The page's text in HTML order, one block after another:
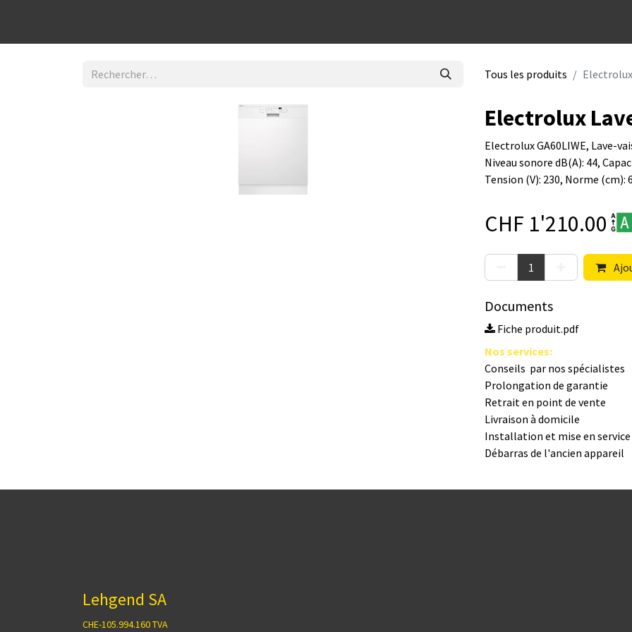
Tous les produits
Electrolux
Electrolux GA60LIWE, Lave-
Niveau sonore dB(A): 44,
Tension (V): 230, Norme (cm):
CHF 1'210.00
Documents
Fiche produit.pdf
Nos s​ervices:
Conseils par nos spé​cialistes
Prolongation de garantie
Retrait en point de vente
Livraison à domicile
Installation et mise en
Débarras de l'ancien appareil
Lehgend SA
CHE-105.994.160 TVA